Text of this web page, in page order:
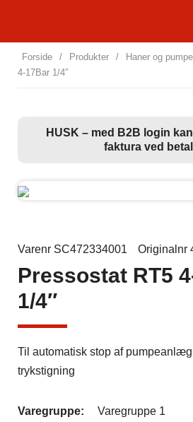
Forside / Produkter / Haner og
4-17Bar 1/4″
HUSK – med B2B login
faktura ved
Varenr SC472334001 Originalnr
Pressostat RT5
1/4″
Til automatisk stop af
trykstigning
Varegruppe:
Varegruppe 1